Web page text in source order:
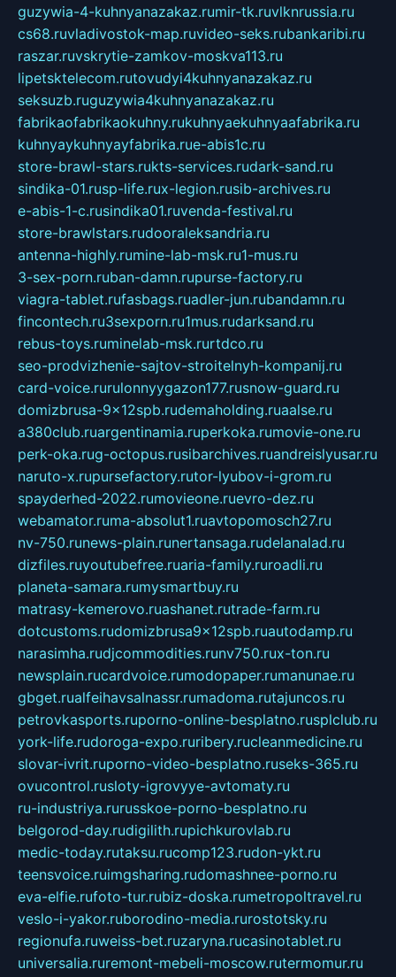
guzywia-4-kuhnyanazakaz.rumir-tk.ruvlknrussia.ru
cs68.ruvladivostok-map.ruvideo-seks.rubankaribi.ru
raszar.ruvskrytie-zamkov-moskva113.ru
lipetsktelecom.rutovudyi4kuhnyanazakaz.ru
seksuzb.ruguzywia4kuhnyanazakaz.ru
fabrikaofabrikaokuhny.rukuhnyaekuhnyaafabrika.ru
kuhnyaykuhnyayfabrika.rue-abis1c.ru
store-brawl-stars.rukts-services.rudark-sand.ru
sindika-01.rusp-life.rux-legion.rusib-archives.ru
e-abis-1-c.rusindika01.ruvenda-festival.ru
store-brawlstars.rudooraleksandria.ru
antenna-highly.rumine-lab-msk.ru1-mus.ru
3-sex-porn.ruban-damn.rupurse-factory.ru
viagra-tablet.rufasbags.ruadler-jun.rubandamn.ru
fincontech.ru3sexporn.ru1mus.rudarksand.ru
rebus-toys.ruminelab-msk.rurtdco.ru
seo-prodvizhenie-sajtov-stroitelnyh-kompanij.ru
card-voice.rurulonnyygazon177.rusnow-guard.ru
domizbrusa-9x12spb.rudemaholding.ruaalse.ru
a380club.ruargentinamia.ruperkoka.rumovie-one.ru
perk-oka.rug-octopus.rusibarchives.ruandreislyusar.ru
naruto-x.rupursefactory.rutor-lyubov-i-grom.ru
spayderhed-2022.rumovieone.ruevro-dez.ru
webamator.ruma-absolut1.ruavtopomosch27.ru
nv-750.runews-plain.runertansaga.rudelanalad.ru
dizfiles.ruyoutubefree.ruaria-family.ruroadli.ru
planeta-samara.rumysmartbuy.ru
matrasy-kemerovo.ruashanet.rutrade-farm.ru
dotcustoms.rudomizbrusa9x12spb.ruautodamp.ru
narasimha.rudjcommodities.runv750.rux-ton.ru
newsplain.rucardvoice.rumodopaper.rumanunae.ru
gbget.rualfeihavsalnassr.rumadoma.rutajuncos.ru
petrovkasports.ruporno-online-besplatno.rusplclub.ru
york-life.rudoroga-expo.ruribery.rucleanmedicine.ru
slovar-ivrit.ruporno-video-besplatno.ruseks-365.ru
ovucontrol.rusloty-igrovyye-avtomaty.ru
ru-industriya.rurusskoe-porno-besplatno.ru
belgorod-day.rudigilith.rupichkurovlab.ru
medic-today.rutaksu.rucomp123.rudon-ykt.ru
teensvoice.ruimgsharing.rudomashnee-porno.ru
eva-elfie.rufoto-tur.rubiz-doska.rumetropoltravel.ru
veslo-i-yakor.ruborodino-media.rurostotsky.ru
regionufa.ruweiss-bet.ruzaryna.rucasinotablet.ru
universalia.ruremont-mebeli-moscow.rutermomur.ru